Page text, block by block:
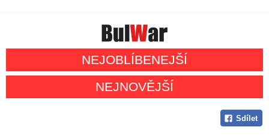
NEJOBLÍBENEJŠÍ
NEJNOVĚJŠÍ
Sdílet